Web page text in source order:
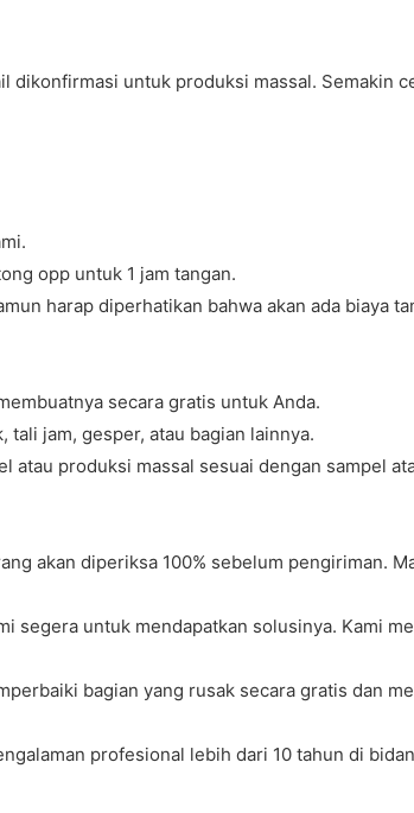
untuk produksi massal. Semakin
opp untuk 1 jam tangan.
harap diperhatikan bahwa akan ada biaya
secara gratis untuk Anda.
tali jam, gesper, atau bagian lainnya.
atau produksi massal sesuai dengan sampel
akan diperiksa 100% sebelum pengiriman.
segera untuk mendapatkan solusinya. Kami
bagian yang rusak secara gratis dan
profesional lebih dari 10 tahun di